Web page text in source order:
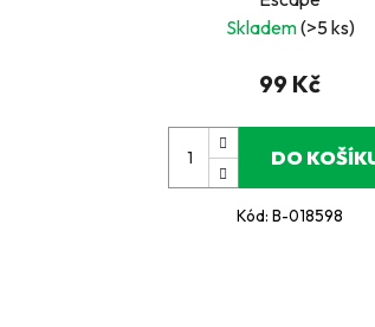
Skladem(>5 ks)
99 Kč
DO
Kód:B-018598